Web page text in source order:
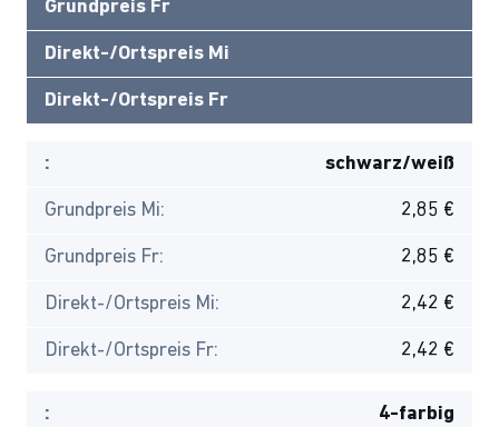
Grundpreis Fr
Direkt-/Ortspreis Mi
Direkt-/Ortspreis Fr
: schwarz/weiß
Grundpreis Mi: 2,85 €
Grundpreis Fr: 2,85 €
Direkt-/Ortspreis Mi: 2,42 €
Direkt-/Ortspreis Fr: 2,42 €
: 4-farbig